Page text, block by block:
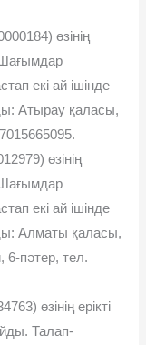
өзінің
екі ай ішінде
Атырау қаласы,
өзінің
екі ай ішінде
Алматы қаласы,
пәтер, тел.
өзінің ерікті
Талап-